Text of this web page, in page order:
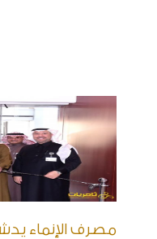
مصرف الإنماء